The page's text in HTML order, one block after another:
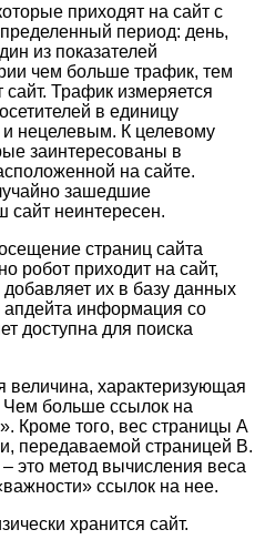
приходят на сайт с
период: день,
из показателей
чем больше трафик, тем
Трафик измеряется
в единицу
нецелевым. К целевому
заинтересованы в
на сайте.
зашедшие
сайт неинтересен.
страниц сайта
робот приходит на сайт,
их в базу данных
информация со
доступна для поиска
величина, характеризующая
Чем больше ссылок на
Кроме того, вес страницы А
передаваемой страницей B.
это метод вычисления веса
ссылок на нее.
хранится сайт.